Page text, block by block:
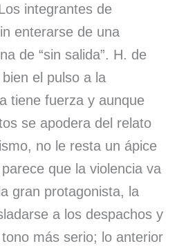
integrantes de
enterarse de una
de “sin salida”. H. de
el pulso a la
tiene fuerza y aunque
se apodera del relato
no le resta un ápice
que la violencia va
gran protagonista, la
a los despachos y
más serio; lo anterior